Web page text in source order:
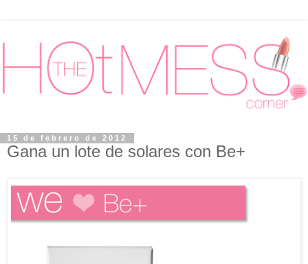
15 de febrero de 2012
Gana un lote de solares con Be+